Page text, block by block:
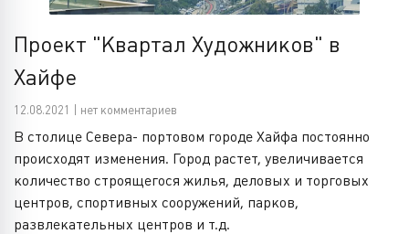
Проект "Квартал Художников" в
Хайфе
12.08.2021 | нет комментариев
В столице Севера- портовом городе Хайфа постоянно
происходят изменения. Город растет, увеличивается
количество строящегося жилья, деловых и торговых
центров, спортивных сооружений, парков,
развлекательных центров и т.д.